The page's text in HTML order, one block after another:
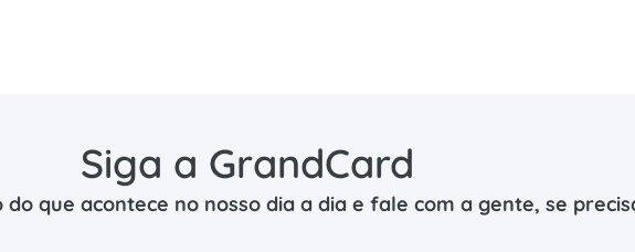
Siga a GrandCard
que acontece no nosso dia a dia e fale com a gente, se